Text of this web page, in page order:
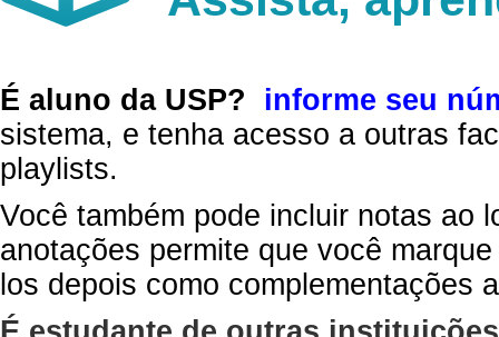
É aluno da USP?
informe seu
sistema, e tenha acesso a outras
playlists.
Você também pode incluir notas ao
anotações permite que você
los depois como complementações